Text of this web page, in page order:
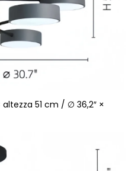
51 cm / ∅ 36,2″ ×